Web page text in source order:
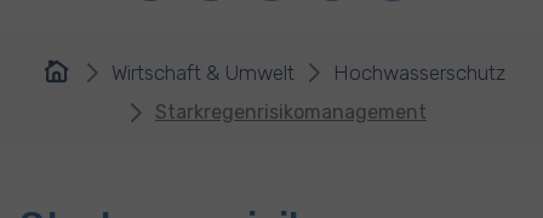
Wirtschaft & Umwelt Hochwasserschutz
Starkregenrisikomanagement